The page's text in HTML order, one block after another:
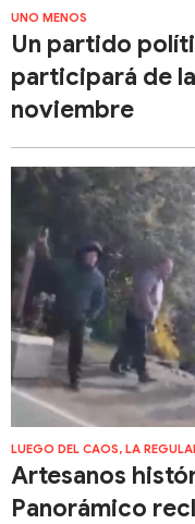
UNO MENOS
Un partido
participará de
noviembre
LUEGO DEL CAOS, LA
Artesanos
Panorámico